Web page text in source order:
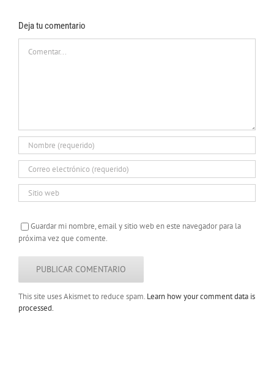
Deja tu comentario
Guardar mi nombre, email y sitio web en este navegador para la
próxima vez que comente.
This site uses Akismet to reduce spam. Learn how your comment data is
processed.